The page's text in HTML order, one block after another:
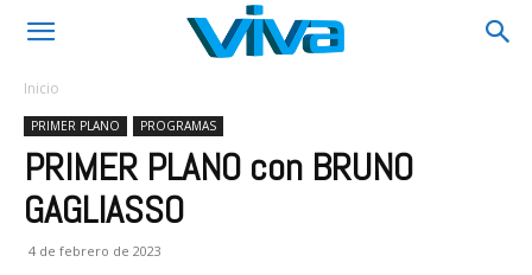
Inicio
PRIMER PLANO PROGRAMAS
PRIMER PLANO con BRUNO
GAGLIASSO
4 de febrero de 2023